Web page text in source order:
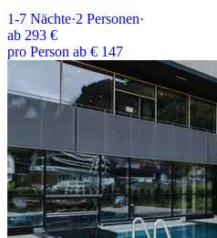
1-7 Nächte·2 Personen·
ab 293 €
pro Person ab € 147